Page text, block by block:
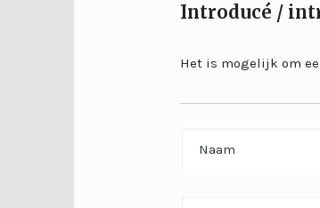
Introducé /
Het is mogelijk om